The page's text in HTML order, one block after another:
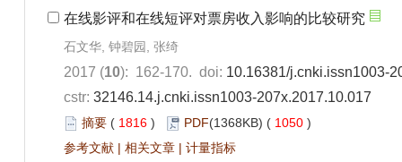
在线影评和在线短评对票房收入影响的比较研究
石文华, 钟碧园, 张绮
2017 (10): 162-170. doi: 10.16381/j.cnki.issn1003-
cstr: 32146.14.j.cnki.issn1003-207x.2017.10.017
摘要 ( 1816 ) PDF(1368KB) ( 1050 )
参考文献 | 相关文章 | 计量指标